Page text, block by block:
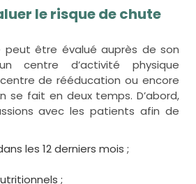
le risque de chute
peut être évalué auprès de son
centre d’activité physique
de rééducation ou encore
se fait en deux temps. D’abord,
avec les patients afin de
les 12 derniers mois ;
;